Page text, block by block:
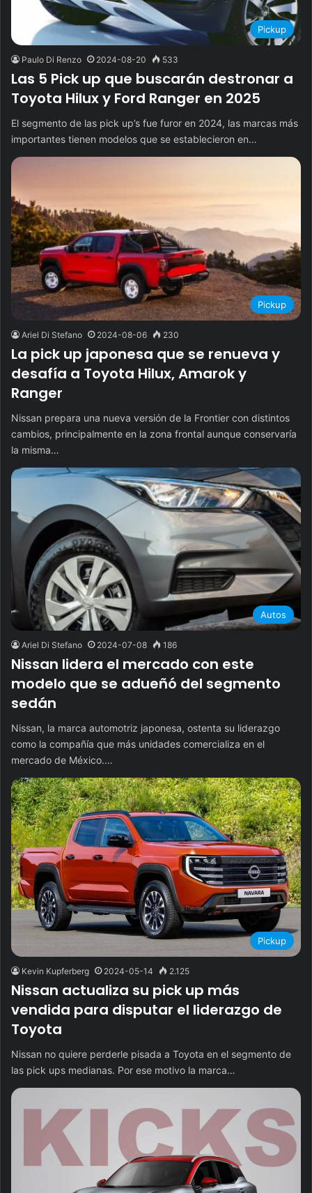
Pickup
Paulo Di Renzo 2024-08-20 533
Las 5 Pick up que buscarán destronar a
Toyota Hilux y Ford Ranger en 2025
El segmento de las pick up’s fue furor en 2024, las marcas más
importantes tienen modelos que se establecieron en…
Pickup
Ariel Di Stefano 2024-08-06 230
La pick up japonesa que se renueva y
desafía a Toyota Hilux, Amarok y
Ranger
Nissan prepara una nueva versión de la Frontier con distintos
cambios, principalmente en la zona frontal aunque conservaría
la misma…
Autos
Ariel Di Stefano 2024-07-08 186
Nissan lidera el mercado con este
modelo que se adueñó del segmento
sedán
Nissan, la marca automotriz japonesa, ostenta su liderazgo
como la compañía que más unidades comercializa en el
mercado de México.…
Pickup
Kevin Kupferberg 2024-05-14 2.125
Nissan actualiza su pick up más
vendida para disputar el liderazgo de
Toyota
Nissan no quiere perderle pisada a Toyota en el segmento de
las pick ups medianas. Por ese motivo la marca…